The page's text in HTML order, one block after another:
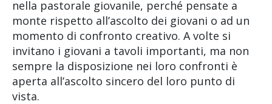
nella pastorale giovanile, perché pensate a
monte rispetto all’ascolto dei giovani o ad un
momento di confronto creativo. A volte si
invitano i giovani a tavoli importanti, ma non
sempre la disposizione nei loro confronti è
aperta all’ascolto sincero del loro punto di
vista.